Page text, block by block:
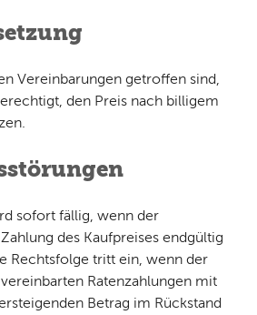
Vereinbarungen getroffen sind,
den Preis nach billigem
sofort fällig, wenn der
des Kaufpreises endgültig
Rechtsfolge tritt ein, wenn der
Ratenzahlungen mit
Betrag im Rückstand